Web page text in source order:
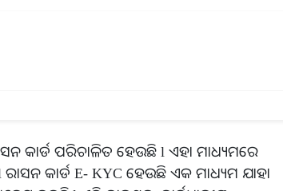
କାର୍ଡ ପରିଚାଳିତ ହେଉଛି l ଏହା ମାଧ୍ୟମରେ
ରାସନ କାର୍ଡ E- KYC ହେଉଛି ଏକ ମାଧ୍ୟମ ଯାହା